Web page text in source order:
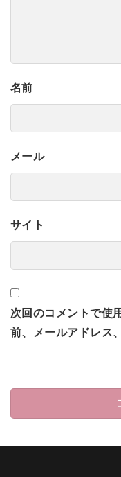
名前
メール
サイト
次回のコメントで使
前、メールアドレス